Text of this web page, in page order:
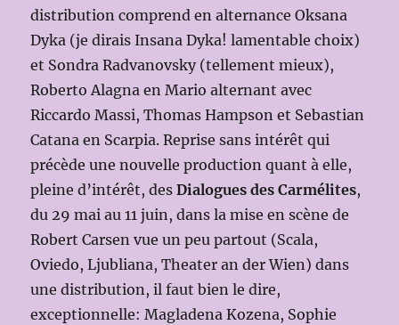
distribution comprend en alternance Oksana
Dyka (je dirais Insana Dyka! lamentable choix)
et Sondra Radvanovsky (tellement mieux),
Roberto Alagna en Mario alternant avec
Riccardo Massi, Thomas Hampson et Sebastian
Catana en Scarpia. Reprise sans intérêt qui
précède une nouvelle production quant à elle,
pleine d’intérêt, desDialogues des Carmélites,
du 29 mai au 11 juin, dans la mise en scène de
Robert Carsen vue un peu partout (Scala,
Oviedo, Ljubliana, Theater an der Wien) dans
une distribution, il faut bien le dire,
exceptionnelle: Magladena Kozena, Sophie